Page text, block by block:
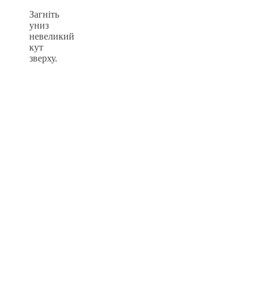
Загніть
униз
невеликий
кут
зверху.